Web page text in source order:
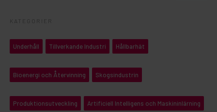
KATEGORIER
Underhåll Tillverkande Industri Hållbarhät
Bioenergi och Återvinning Skogsindustrin
Produktionsutveckling Artificiell Intelligens och Maskininlärning